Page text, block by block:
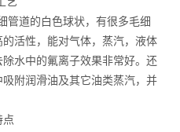
道的白色球状，有很多毛细
活性，能对气体，蒸汽，液体
水中的氟离子效果非常好。还
附润滑油及其它油类蒸汽，并
点